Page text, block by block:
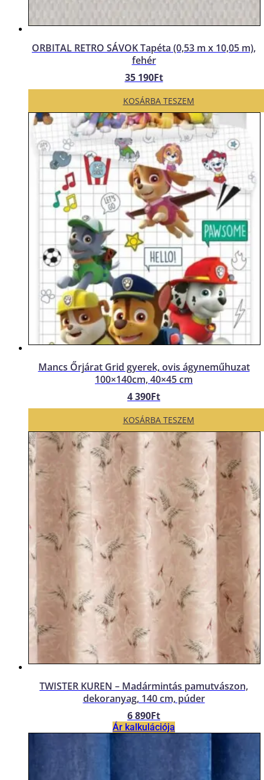
ORBITAL RETRO SÁVOK Tapéta (0,53 m x 10,05 m),
fehér
35 190Ft
KOSÁRBA TESZEM
Mancs Őrjárat Grid gyerek, ovis ágyneműhuzat
100×140cm, 40×45 cm
4 390Ft
KOSÁRBA TESZEM
TWISTER KUREN – Madármintás pamutvászon,
dekoranyag, 140 cm, púder
6 890Ft
Ár kalkulációja